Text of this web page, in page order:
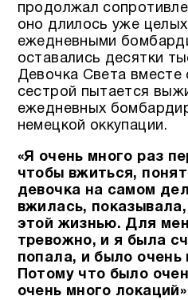
продолжал
оно длилось уже
ежедневными
оставались десятки
Девочка Света
сестрой пытается
ежедневных
немецкой оккупации.
«Я очень много раз
чтобы вжиться,
девочка на самом
вжилась,
этой жизнью. Для
тревожно, и я была
попала, и было очень
Потому что было
очень много локаций»